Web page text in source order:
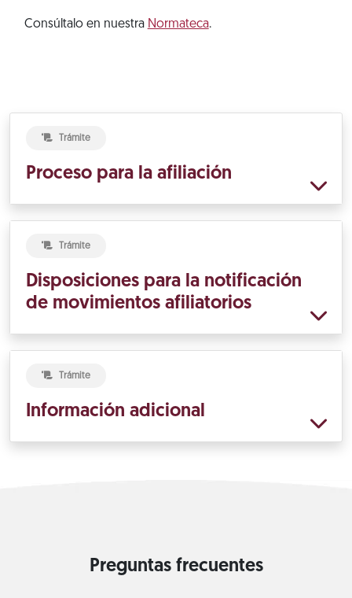
Consúltalo en nuestra Normateca.
Trámite
Proceso para la afiliación
Trámite
Disposiciones para la notificación
de movimientos afiliatorios
Trámite
Información adicional
Preguntas frecuentes